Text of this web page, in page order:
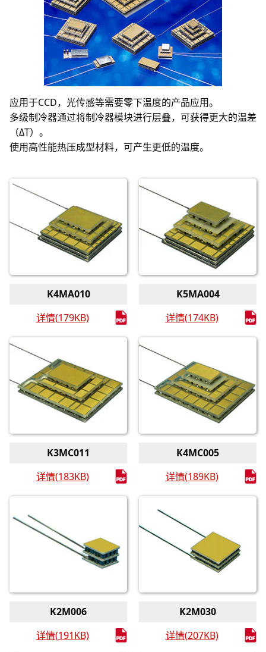
应用于CCD，光传感等需要零下温度的产品应用。
多级制冷器通过将制冷器模块进行层叠，可获得更大的温差
（ΔT）。
使用高性能热压成型材料，可产生更低的温度。
K4MA010
详情(179KB)
K5MA004
详情(174KB)
K3MC011
详情(183KB)
K4MC005
详情(189KB)
K2M006
详情(191KB)
K2M030
详情(207KB)